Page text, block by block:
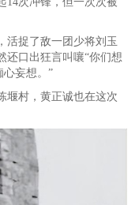
活捉了敌一团少将刘玉
还口出狂言叫嚷“你们想
心妄想。”
堰村，黄正诚也在这次